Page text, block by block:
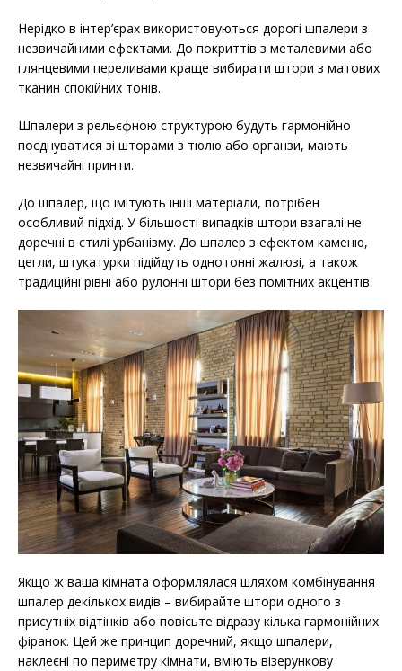
Нерідко в інтер’єрах використовуються дорогі шпалери з
незвичайними ефектами. До покриттів з металевими або
глянцевими переливами краще вибирати штори з матових
тканин спокійних тонів.
Шпалери з рельєфною структурою будуть гармонійно
поєднуватися зі шторами з тюлю або органзи, мають
незвичайні принти.
До шпалер, що імітують інші матеріали, потрібен
особливий підхід. У більшості випадків штори взагалі не
доречні в стилі урбанізму. До шпалер з ефектом каменю,
цегли, штукатурки підійдуть однотонні жалюзі, а також
традиційні рівні або рулонні штори без помітних акцентів.
Якщо ж ваша кімната оформлялася шляхом комбінування
шпалер декількох видів – вибирайте штори одного з
присутніх відтінків або повісьте відразу кілька гармонійних
фіранок. Цей же принцип доречний, якщо шпалери,
наклеєні по периметру кімнати, вміють візерункову